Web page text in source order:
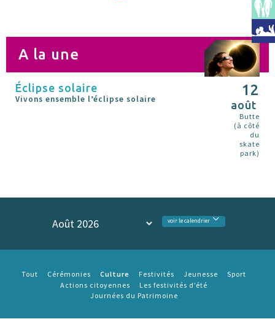
A la une
Éclipse solaire
Vivons ensemble l’éclipse solaire
12
août
Butte
(à côté
du
skate
park)
voir le calendrier
Tout Cérémonies Culture Festivités Jeunesse
Sport
Actions citoyennes
Les festivités d’été
Journées du Patrimoine